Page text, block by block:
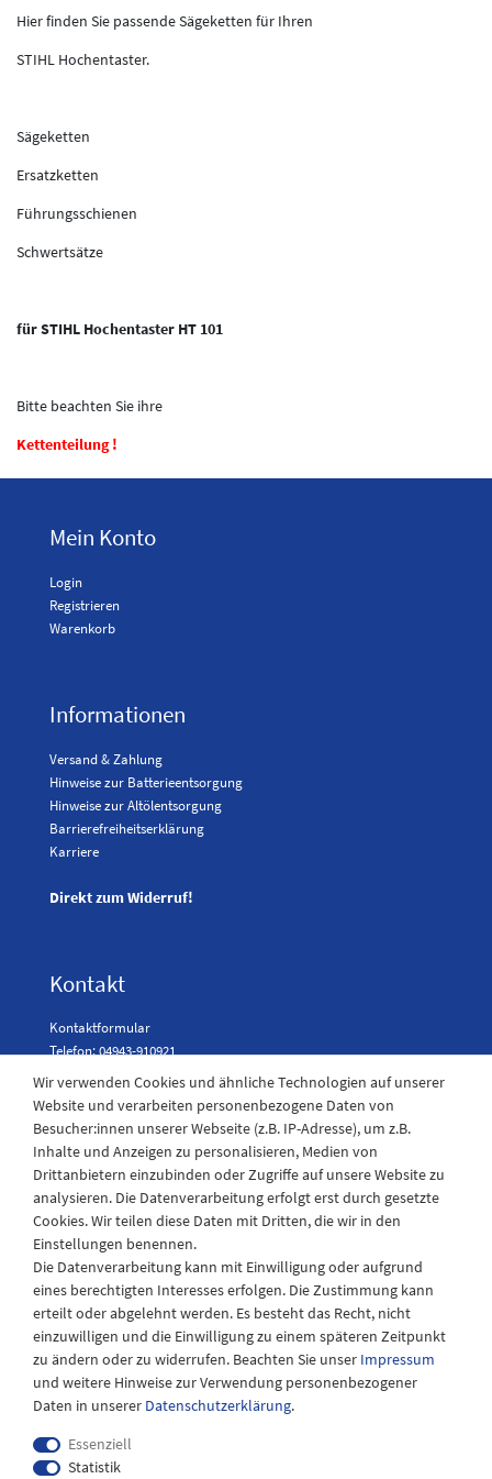
Hier finden Sie passende Sägeketten für Ihren
STIHL Hochentaster.
Sägeketten
Ersatzketten
Führungsschienen
Schwertsätze
für STIHL Hochentaster HT 101
Bitte beachten Sie ihre
Kettenteilung !
Mein Konto
Login
Registrieren
Warenkorb
Informationen
Versand & Zahlung
Hinweise zur Batterieentsorgung
Hinweise zur Altölentsorgung
Barrierefreiheitserklärung
Karriere
Direkt zum Widerruf!
Kontakt
Kontaktformular
Telefon: 04943-910921
Laden Öffnungszeiten
Montag - Freitag
08:30 - 12:30 und 13.00 - 17.30 Uhr
Samstags
08:30 bis 12:30 Uhr
Wir verwenden Cookies und ähnliche Technologien auf unserer
Website und verarbeiten personenbezogene Daten von
Besucher:innen unserer Webseite (z.B. IP-Adresse), um z.B.
Inhalte und Anzeigen zu personalisieren, Medien von
Drittanbietern einzubinden oder Zugriffe auf unsere Website zu
analysieren. Die Datenverarbeitung erfolgt erst durch gesetzte
Cookies. Wir teilen diese Daten mit Dritten, die wir in den
Einstellungen benennen.
Die Datenverarbeitung kann mit Einwilligung oder aufgrund
eines berechtigten Interesses erfolgen. Die Zustimmung kann
erteilt oder abgelehnt werden. Es besteht das Recht, nicht
einzuwilligen und die Einwilligung zu einem späteren Zeitpunkt
zu ändern oder zu widerrufen. Beachten Sie unser Impressum
und weitere Hinweise zur Verwendung personenbezogener
Daten in unserer Daten­schutz­erklärung.
Essenziell
Statistik